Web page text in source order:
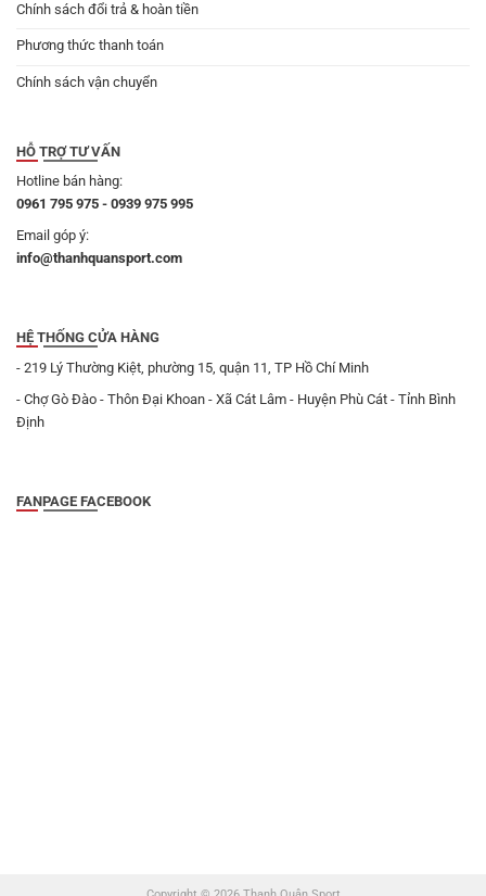
Chính sách đổi trả & hoàn tiền
Phương thức thanh toán
Chính sách vận chuyển
HỖ TRỢ TƯ VẤN
Hotline bán hàng:
0961 795 975 - 0939 975 995
Email góp ý:
info@thanhquansport.com
HỆ THỐNG CỬA HÀNG
- 219 Lý Thường Kiệt, phường 15, quận 11, TP Hồ Chí Minh
- Chợ Gò Đào - Thôn Đại Khoan - Xã Cát Lâm - Huyện Phù Cát - Tỉnh Bình
Định
FANPAGE FACEBOOK